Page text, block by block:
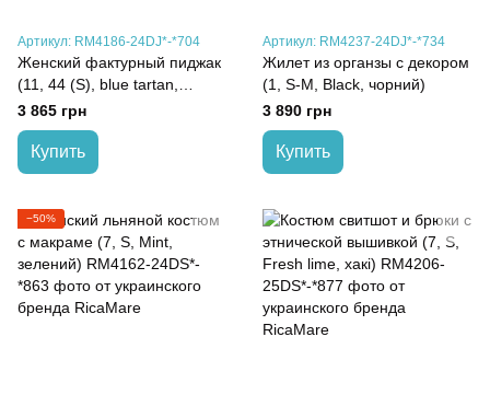
Артикул: RM4186-24DJ*-*704
Женский фактурный пиджак
(11, 44 (S), blue tartan,
блакитний)
3 865 грн
Купить
Артикул: RM4237-24DJ*-*734
Жилет из органзы с декором
(1, S-M, Black, чорний)
3 890 грн
Купить
−50%